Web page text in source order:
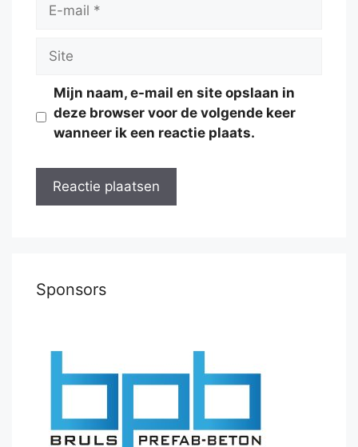
Site
Mijn naam, e-mail en site opslaan in
deze browser voor de volgende keer
wanneer ik een reactie plaats.
Sponsors